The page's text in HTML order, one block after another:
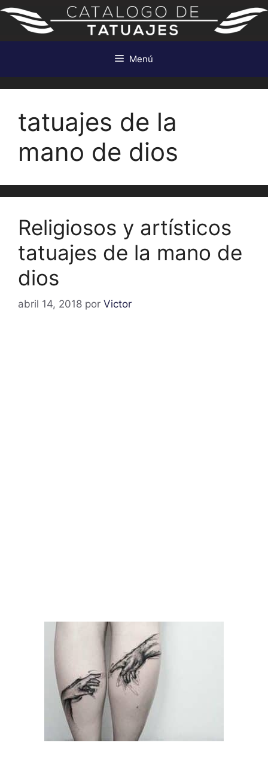
Saltar
contenido
Menú
tatuajes de la
mano de dios
Religiosos y artísticos
tatuajes de la mano de
dios
abril 14, 2018 por Victor